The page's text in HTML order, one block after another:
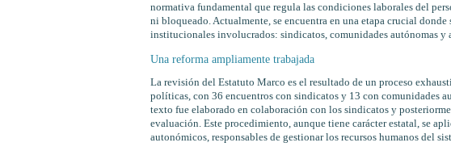
normativa fundamental que regula las condiciones laborales del
ni bloqueado. Actualmente, se encuentra en una etapa crucial donde
institucionales involucrados: sindicatos, comunidades autónomas y
Una reforma ampliamente trabajada
La revisión del Estatuto Marco es el resultado de un proceso
políticas, con 36 encuentros con sindicatos y 13 con comunidades
texto fue elaborado en colaboración con los sindicatos y
evaluación. Este procedimiento, aunque tiene carácter estatal, se
autonómicos, responsables de gestionar los recursos humanos del